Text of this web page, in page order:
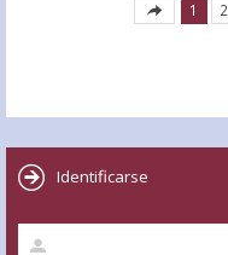
1 2
Identificarse